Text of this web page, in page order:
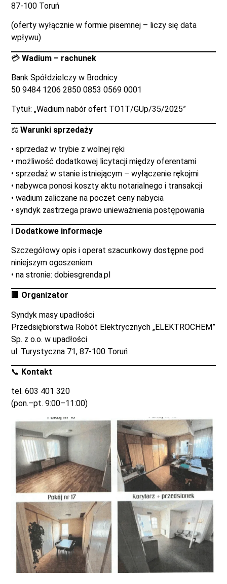
87-100 Toruń
(oferty wyłącznie w formie pisemnej – liczy się data
wpływu)
💳Wadium – rachunek
Bank Spółdzielczy w Brodnicy
50 9484 1206 2850 0853 0569 0001
Tytuł: „Wadium nabór ofert TO1T/GUp/35/2025”
⚖️Warunki sprzedaży
• sprzedaż w trybie z wolnej ręki
• możliwość dodatkowej licytacji między oferentami
• sprzedaż w stanie istniejącym – wyłączenie rękojmi
• nabywca ponosi koszty aktu notarialnego i transakcji
• wadium zaliczane na poczet ceny nabycia
• syndyk zastrzega prawo unieważnienia postępowania
ℹ️ Dodatkowe informacje
Szczegółowy opis i operat szacunkowy dostępne pod
niniejszym ogoszeniem:
• na stronie: dobiesgrenda.pl
🏢 Organizator
Syndyk masy upadłości
Przedsiębiorstwa Robót Elektrycznych „ELEKTROCHEM”
Sp. z o.o. w upadłości
ul. Turystyczna 71, 87-100 Toruń
📞 Kontakt
tel. 603 401 320
(pon.–pt. 9:00–11:00)